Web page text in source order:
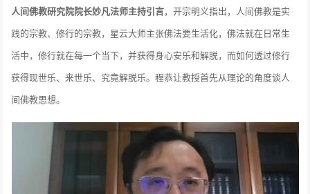
人间佛教研究院院长妙凡法师主持引言，开宗明义指出，人间佛教是实
践的宗教、修行的宗教，星云大师主张佛法要生活化，佛法就在日常生
活中，修行就在每一个当下，并获得身心安乐和解脱，而如何透过修行
获得现世乐、来世乐、究竟解脱乐。程恭让教授首先从理论的角度谈人
间佛教思想。